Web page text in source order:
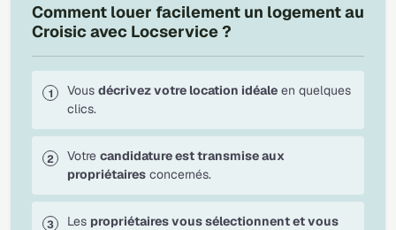
Comment louer facilement un logement au
Croisic avec Locservice ?
Vous décrivez votre location idéale en quelques
clics.
Votre candidature est transmise aux
propriétaires concernés.
Les propriétaires vous sélectionnent et vous